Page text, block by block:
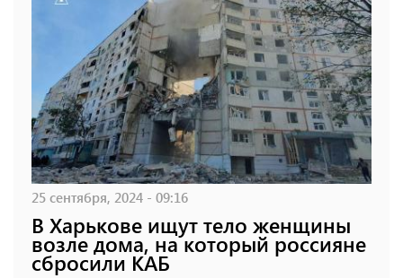
25 сентября, 2024 - 09:16
В Харькове ищут тело женщины
возле дома, на который россияне
сбросили КАБ